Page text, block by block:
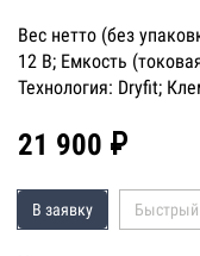
Вес нетто (без
12 В; Емкость
Технология: Dryfit;
21 900 ₽
В заявку Быстрый